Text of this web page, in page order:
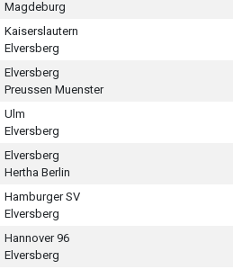
Magdeburg
Kaiserslautern
Elversberg
Elversberg
Preussen Muenster
Ulm
Elversberg
Elversberg
Hertha Berlin
Hamburger SV
Elversberg
Hannover 96
Elversberg